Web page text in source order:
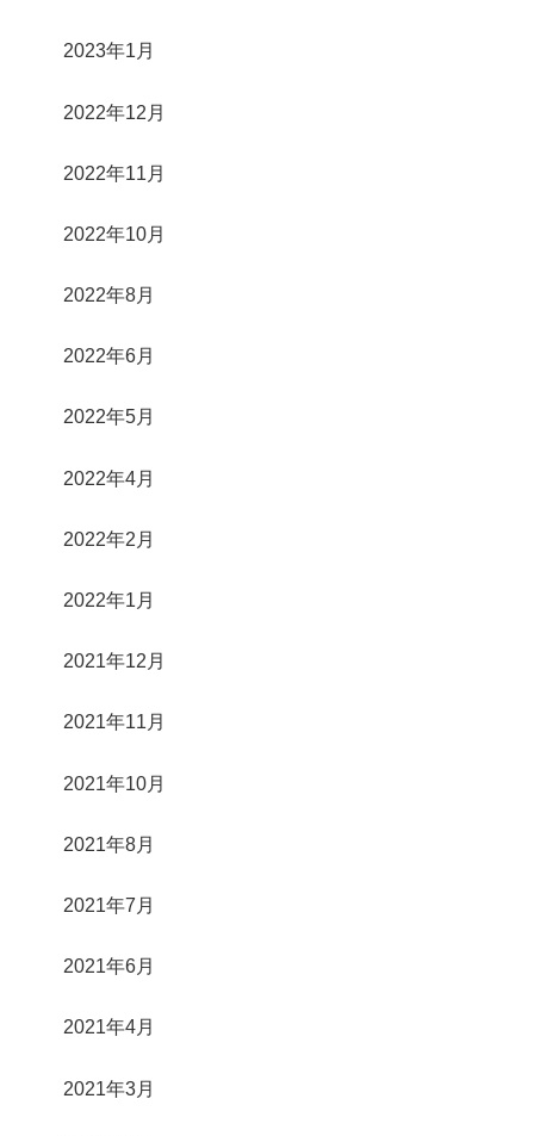
2023年1月
2022年12月
2022年11月
2022年10月
2022年8月
2022年6月
2022年5月
2022年4月
2022年2月
2022年1月
2021年12月
2021年11月
2021年10月
2021年8月
2021年7月
2021年6月
2021年4月
2021年3月